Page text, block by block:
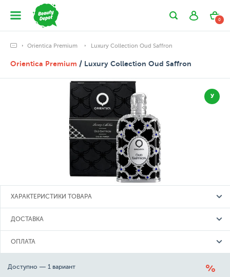
0
Orientica Premium Luxury Collection Oud Saffron
Orientica Premium / Luxury Collection Oud Saffron
У
ХАРАКТЕРИСТИКИ ТОВАРА
ДОСТАВКА
ОПЛАТА
Доступно — 1 вариант